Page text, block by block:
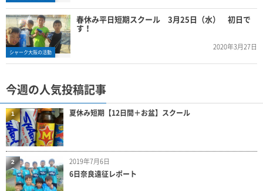
シャーク大阪の活動
春休み平日短期スクール 3月25日（水） 初日で
す！
2020年3月27日
今週の人気投稿記事
夏休み短期【12日間＋お盆】スクール
1
2019年7月6日
6日奈良遠征レポート
2